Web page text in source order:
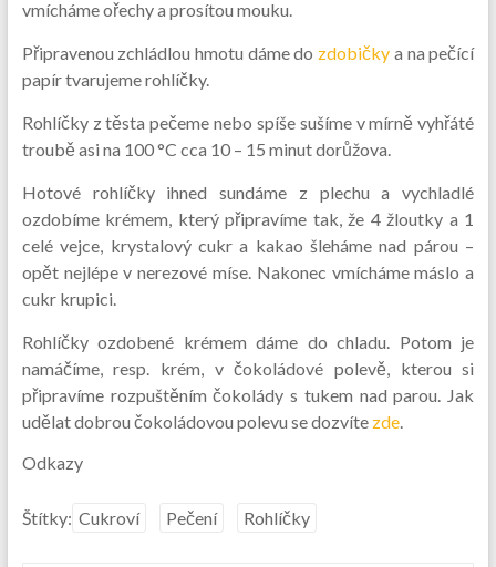
vmícháme ořechy a prosítou mouku.
Připravenou zchládlou hmotu dáme do zdobičky a na pečící
papír tvarujeme rohlíčky.
Rohlíčky z těsta pečeme nebo spíše sušíme v mírně vyhřáté
troubě asi na 100 °C cca 10 – 15 minut dorůžova.
Hotové rohlíčky ihned sundáme z plechu a vychladlé
ozdobíme krémem, který připravíme tak, že 4 žloutky a 1
celé vejce, krystalový cukr a kakao šleháme nad párou –
opět nejlépe v nerezové míse. Nakonec vmícháme máslo a
cukr krupici.
Rohlíčky ozdobené krémem dáme do chladu. Potom je
namáčíme, resp. krém, v čokoládové polevě, kterou si
připravíme rozpuštěním čokolády s tukem nad parou. Jak
udělat dobrou čokoládovou polevu se dozvíte zde.
Odkazy
Štítky: Cukroví Pečení Rohlíčky